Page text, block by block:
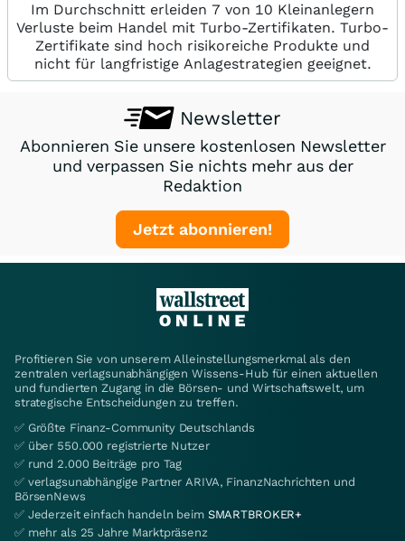
Im Durchschnitt erleiden 7 von 10 Kleinanlegern
Verluste beim Handel mit Turbo-Zertifikaten. Turbo-
Zertifikate sind hoch risikoreiche Produkte und
nicht für langfristige Anlagestrategien geeignet.
Newsletter
Abonnieren Sie unsere kostenlosen Newsletter
und verpassen Sie nichts mehr aus der
Redaktion
Jetzt abonnieren!
Profitieren Sie von unserem Alleinstellungsmerkmal als den
zentralen verlagsunabhängigen Wissens-Hub für einen aktuellen
und fundierten Zugang in die Börsen- und Wirtschaftswelt, um
strategische Entscheidungen zu treffen.
✅ Größte Finanz-Community Deutschlands
✅ über 550.000 registrierte Nutzer
✅ rund 2.000 Beiträge pro Tag
✅ verlagsunabhängige Partner ARIVA, FinanzNachrichten und
BörsenNews
✅ Jederzeit einfach handeln beim SMARTBROKER+
✅ mehr als 25 Jahre Marktpräsenz